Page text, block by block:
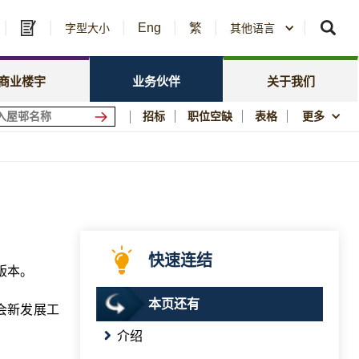
字型大小 Eng 繁 其他语言
业楼宇
中标公告
商场
业务伙伴
房委会名册登记
资源库
优质居所
关于我们
新闻中心
社区参与
招标 职位空缺 表格 更多
。
新发展工
快速连结
本页还有
介绍